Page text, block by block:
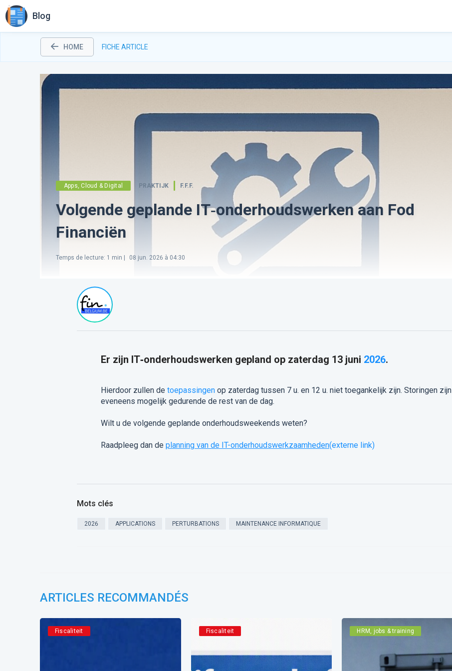
Blog
HOME FICHE ARTICLE
Apps, Cloud & Digital PRAKTIJK F.F.F.
Volgende geplande IT‑onderhoudswerken aan Fod
Financiën
Temps de lecture: 1 min | 08 jun. 2026 à 04:30
Er zijn IT‑onderhoudswerken gepland op zaterdag 13 juni 2026.
Hierdoor zullen de toepassingenop zaterdag tussen 7 u. en 12 u. niet toegankelijk zijn. Storingen zijn
eveneens mogelijk gedurende de rest van de dag.
Wilt u de volgende geplande onderhoudsweekends weten?
Raadpleeg dan de planning van de IT-onderhoudswerkzaamheden(externe link)
Mots clés
2026 APPLICATIONS PERTURBATIONS MAINTENANCE INFORMATIQUE
ARTICLES RECOMMANDÉS
Fiscaliteit Fiscaliteit HRM, jobs & training